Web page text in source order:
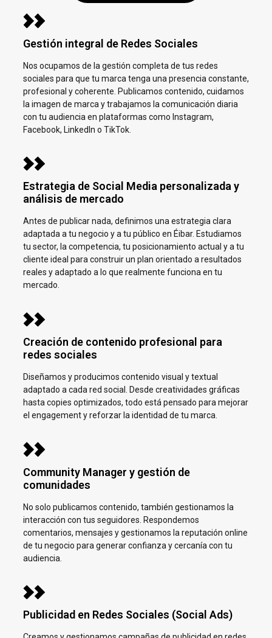
Gestión integral de Redes Sociales
Nos ocupamos de la gestión completa de tus redes
sociales para que tu marca tenga una presencia constante,
profesional y coherente. Publicamos contenido, cuidamos
la imagen de marca y trabajamos la comunicación diaria
con tu audiencia en plataformas como Instagram,
Facebook, LinkedIn o TikTok.
Estrategia de Social Media personalizada y
análisis de mercado
Antes de publicar nada, definimos una estrategia clara
adaptada a tu negocio y a tu público en Éibar. Estudiamos
tu sector, la competencia, tu posicionamiento actual y a tu
cliente ideal para construir un plan orientado a resultados
reales y adaptado a lo que realmente funciona en tu
mercado.
Creación de contenido profesional para
redes sociales
Diseñamos y producimos contenido visual y textual
adaptado a cada red social. Desde creatividades gráficas
hasta copies optimizados, todo está pensado para mejorar
el engagement y reforzar la identidad de tu marca.
Community Manager y gestión de
comunidades
No solo publicamos contenido, también gestionamos la
interacción con tus seguidores. Respondemos
comentarios, mensajes y gestionamos la reputación online
de tu negocio para generar confianza y cercanía con tu
audiencia.
Publicidad en Redes Sociales (Social Ads)